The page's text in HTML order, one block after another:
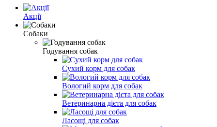
Акції
Собаки
Годування собак
Сухий корм для собак
Вологий корм для собак
Ветеринарна дієта для собак
Ласощі для собак